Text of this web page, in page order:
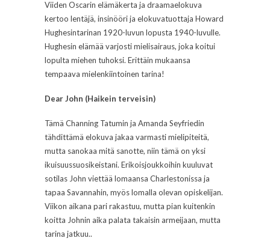
Viiden Oscarin elämäkerta ja draamaelokuva
kertoo lentäjä, insinööri ja elokuvatuottaja Howard
Hughesintarinan 1920-luvun lopusta 1940-luvulle.
Hughesin elämää varjosti mielisairaus, joka koitui
lopulta miehen tuhoksi. Erittäin mukaansa
tempaava mielenkiintoinen tarina!
Dear John (Haikein terveisin)
Tämä Channing Tatumin ja Amanda Seyfriedin
tähdittämä elokuva jakaa varmasti mielipiteitä,
mutta sanokaa mitä sanotte, niin tämä on yksi
ikuisuussuosikeistani. Erikoisjoukkoihin kuuluvat
sotilas John viettää lomaansa Charlestonissa ja
tapaa Savannahin, myös lomalla olevan opiskelijan.
Viikon aikana pari rakastuu, mutta pian kuitenkin
koitta Johnin aika palata takaisin armeijaan, mutta
tarina jatkuu..